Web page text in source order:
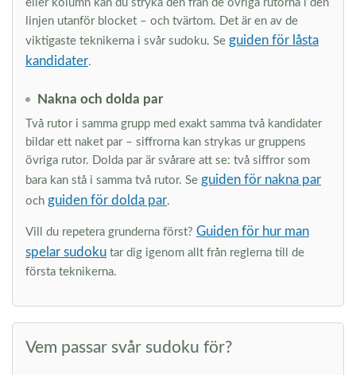
eller kolumn kan du stryka den från de övriga rutorna i den
linjen utanför blocket – och tvärtom. Det är en av de
viktigaste teknikerna i svår sudoku. Se guiden för låsta
kandidater.
Nakna och dolda par
Två rutor i samma grupp med exakt samma två kandidater
bildar ett naket par – siffrorna kan strykas ur gruppens
övriga rutor. Dolda par är svårare att se: två siffror som
bara kan stå i samma två rutor. Se guiden för nakna par
och guiden för dolda par.
Vill du repetera grunderna först? Guiden för hur man
spelar sudoku tar dig igenom allt från reglerna till de
första teknikerna.
Vem passar svår sudoku för?